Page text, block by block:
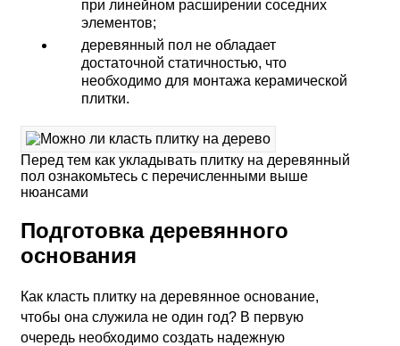
при линейном расширении соседних
элементов;
деревянный пол не обладает
достаточной статичностью, что
необходимо для монтажа керамической
плитки.
Перед тем как укладывать плитку на деревянный
пол ознакомьтесь с перечисленными выше
нюансами
Подготовка деревянного
основания
Как класть плитку на деревянное основание,
чтобы она служила не один год? В первую
очередь необходимо создать надежную